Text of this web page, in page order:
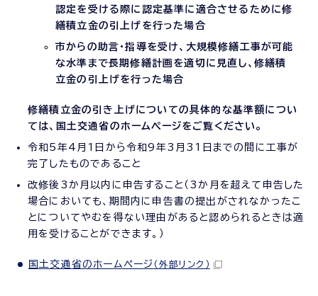
認定を受ける際に認定基準に適合させるために修
繕積立金の引上げを行った場合
市からの助言・指導を受け、大規模修繕工事が可能
な水準まで長期修繕計画を適切に見直し、修繕積
立金の引上げを行った場合
修繕積立金の引き上げについての具体的な基準額につい
ては、国土交通省のホームページをご覧ください。
令和5年4月1日から令和9年3月31日までの間に工事が
完了したものであること
改修後3か月以内に申告すること（3か月を超えて申告した
場合においても、期間内に申告書の提出がされなかったこ
とについてやむを得ない理由があると認められるときは適
用を受けることができます。）
国土交通省のホームページ （外部リンク）